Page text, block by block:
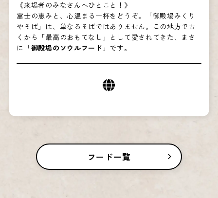
《来場者のみなさんへひとこと！》
富士の恵みと、心温まる一杯をどうぞ。「御殿場みくり
やそば」は、単なるそばではありません。この地方で古
くから「最高のおもてなし」として愛されてきた、まさ
に「御殿場のソウルフード 」です。
フード一覧